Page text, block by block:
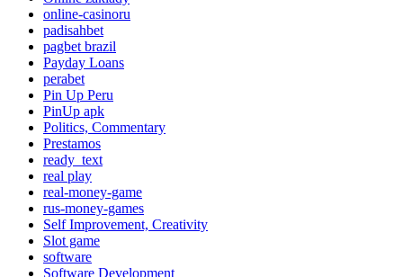
online-casinoru
padisahbet
pagbet brazil
Payday Loans
perabet
Pin Up Peru
PinUp apk
Politics, Commentary
Prestamos
ready_text
real play
real-money-game
rus-money-games
Self Improvement, Creativity
Slot game
software
Software Development